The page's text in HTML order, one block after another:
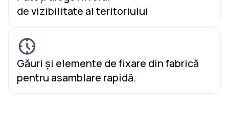
de vizibilitate al teritoriului
Găuri și elemente de fixare din fabrică
pentru asamblare rapidă.